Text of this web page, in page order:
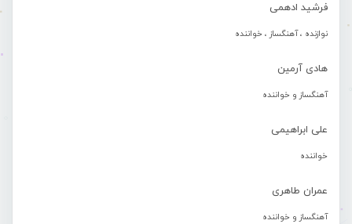
فرشید ادهمی
نوازنده ، آهنگساز ، خواننده
هادی آرمین
آهنگساز و خواننده
علی ابراهیمی
خواننده
عمران طاهری
آهنگساز و خواننده